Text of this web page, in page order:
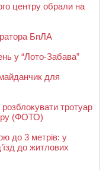
центру обрали на
БпЛА
у “Лото-Забава”
для
тротуар
(ФОТО)
до 3 метрів: у
до житлових